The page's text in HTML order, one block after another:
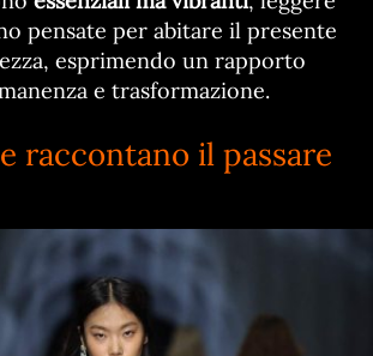
pensate per abitare il presente
esprimendo un rapporto
e trasformazione.
raccontano il passare